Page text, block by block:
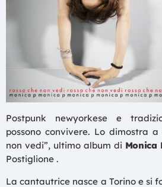
Postpunk newyorkese e
possono convivere. Lo dimostra a
non vedi”, ultimo album di Monica
Postiglione .
La cantautrice nasce a Torino e si